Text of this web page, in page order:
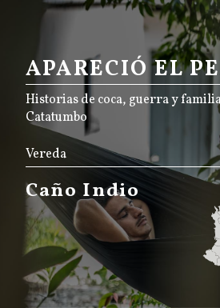
APARECIÓ EL
Historias de coca, guerra y
Catatumbo
Vereda
Caño Indio